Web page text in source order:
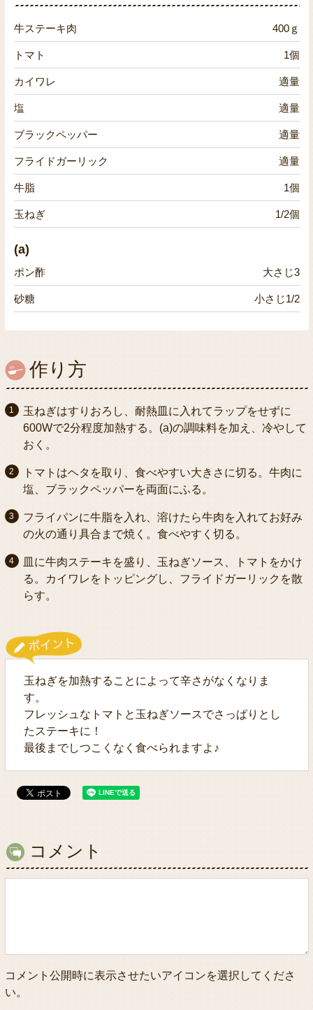
牛ステーキ肉 400ｇ
トマト 1個
カイワレ 適量
塩 適量
ブラックペッパー 適量
フライドガーリック 適量
牛脂 1個
玉ねぎ 1/2個
(a)
ポン酢 大さじ3
砂糖 小さじ1/2
作り方
玉ねぎはすりおろし、耐熱皿に入れてラップをせずに
600Wで2分程度加熱する。(a)の調味料を加え、冷やして
おく。
トマトはヘタを取り、食べやすい大きさに切る。牛肉に
塩、ブラックペッパーを両面にふる。
フライパンに牛脂を入れ、溶けたら牛肉を入れてお好み
の火の通り具合まで焼く。食べやすく切る。
皿に牛肉ステーキを盛り、玉ねぎソース、トマトをかけ
る。カイワレをトッピングし、フライドガーリックを散
らす。
玉ねぎを加熱することによって辛さがなくなりま
す。
フレッシュなトマトと玉ねぎソースでさっぱりとし
たステーキに！
最後までしつこくなく食べられますよ♪
コメント
コメント公開時に表示させたいアイコンを選択してくださ
い。